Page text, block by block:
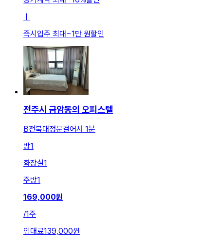
즉시입주 최대 ~1만 원할인
전주시 금암동의 오피스텔
B전북대정문걸어서 1분
방1
화장실1
주방1
169,000원
/1주
임대료139,000원